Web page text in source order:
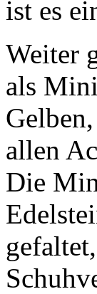
ist es
Weiter
als
allen
Die